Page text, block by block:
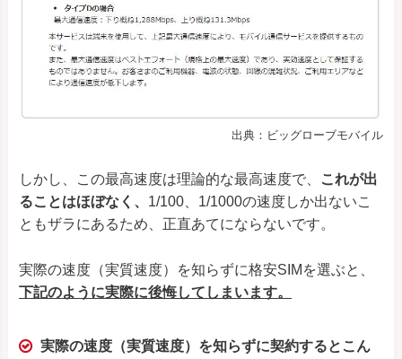
出典：ビッグローブモバイル
しかし、この最高速度は理論的な最高速度で、
これが出
ることはほぼなく、 1/100、1/1000の速度しか出ないこ
ともザラにあるため、正直あてにならないです。
実際の速度（実質速度）を知らずに格安SIMを選ぶと、
下記のように実際に後悔してしまいます。
実際の速度（実質速度）を知らずに契約するとこん